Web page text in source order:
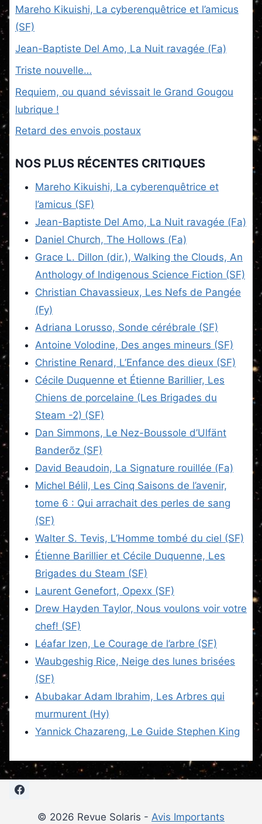
Mareho Kikuishi, La cyberenquêtrice et l’amicus
(SF)
Jean-Baptiste Del Amo, La Nuit ravagée (Fa)
Triste nouvelle…
Requiem, ou quand sévissait le Grand Gougou
lubrique !
Retard des envois postaux
NOS PLUS RÉCENTES CRITIQUES
Mareho Kikuishi, La cyberenquêtrice et
l’amicus (SF)
Jean-Baptiste Del Amo, La Nuit ravagée (Fa)
Daniel Church, The Hollows (Fa)
Grace L. Dillon (dir.), Walking the Clouds, An
Anthology of Indigenous Science Fiction (SF)
Christian Chavassieux, Les Nefs de Pangée
(Fy)
Adriana Lorusso, Sonde cérébrale (SF)
Antoine Volodine, Des anges mineurs (SF)
Christine Renard, L’Enfance des dieux (SF)
Cécile Duquenne et Étienne Barillier, Les
Chiens de porcelaine (Les Brigades du
Steam -2) (SF)
Dan Simmons, Le Nez-Boussole d’Ulfänt
Banderõz (SF)
David Beaudoin, La Signature rouillée (Fa)
Michel Bélil, Les Cinq Saisons de l’avenir,
tome 6 : Qui arrachait des perles de sang
(SF)
Walter S. Tevis, L’Homme tombé du ciel (SF)
Étienne Barillier et Cécile Duquenne, Les
Brigades du Steam (SF)
Laurent Genefort, Opexx (SF)
Drew Hayden Taylor, Nous voulons voir votre
chef! (SF)
Léafar Izen, Le Courage de l’arbre (SF)
Waubgeshig Rice, Neige des lunes brisées
(SF)
Abubakar Adam Ibrahim, Les Arbres qui
murmurent (Hy)
Yannick Chazareng, Le Guide Stephen King
© 2026 Revue Solaris - Avis Importants